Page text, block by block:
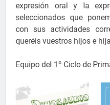
expresión oral y la
seleccionados que
con sus actividades
queréis vuestros hijos e
Equipo del 1º Ciclo de